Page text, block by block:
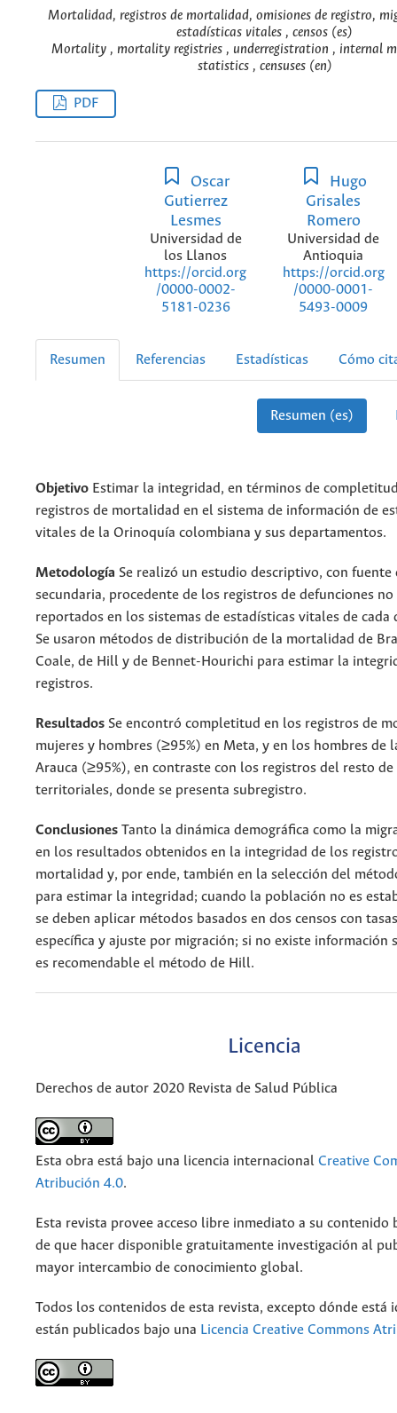
Mortalidad, registros de mortalidad, omisiones de registro,
estadísticas vitales , censos (es)
Mortality , mortality registries , underregistration , internal
statistics , censuses (en)
PDF
Oscar
Gutierrez
Lesmes
Universidad de
los Llanos
https://orcid.org
/0000-0002-
5181-0236
Hugo
Grisales
Romero
Universidad de
Antioquia
https://orcid.org
/0000-0001-
5493-0009
Resumen Referencias Estadísticas Cómo
Resumen (es)
Objetivo Estimar la integridad, en términos de
registros de mortalidad en el sistema de información de
vitales de la Orinoquía colombiana y sus departamentos.
Metodología Se realizó un estudio descriptivo, con fuente
secundaria, procedente de los registros de defunciones
reportados en los sistemas de estadísticas vitales de cada
Se usaron métodos de distribución de la mortalidad de
Coale, de Hill y de Bennet-Hourichi para estimar la
registros.
Resultados Se encontró completitud en los registros de
mujeres y hombres (≥95%) en Meta, y en los hombres de
Arauca (≥95%), en contraste con los registros del resto de
territoriales, donde se presenta subregistro.
Conclusiones Tanto la dinámica demográfica como la
en los resultados obtenidos en la integridad de los
mortalidad y, por ende, también en la selección del
para estimar la integridad; cuando la población no es
se deben aplicar métodos basados en dos censos con
específica y ajuste por migración; si no existe información
es recomendable el método de Hill.
Licencia
Derechos de autor 2020 Revista de Salud Pública
Esta obra está bajo una licencia internacional Creative
Atribución 4.0.
Esta revista provee acceso libre inmediato a su contenido
de que hacer disponible gratuitamente investigación al
mayor intercambio de conocimiento global.
Todos los contenidos de esta revista, excepto dónde está
están publicados bajo una Licencia Creative Commons